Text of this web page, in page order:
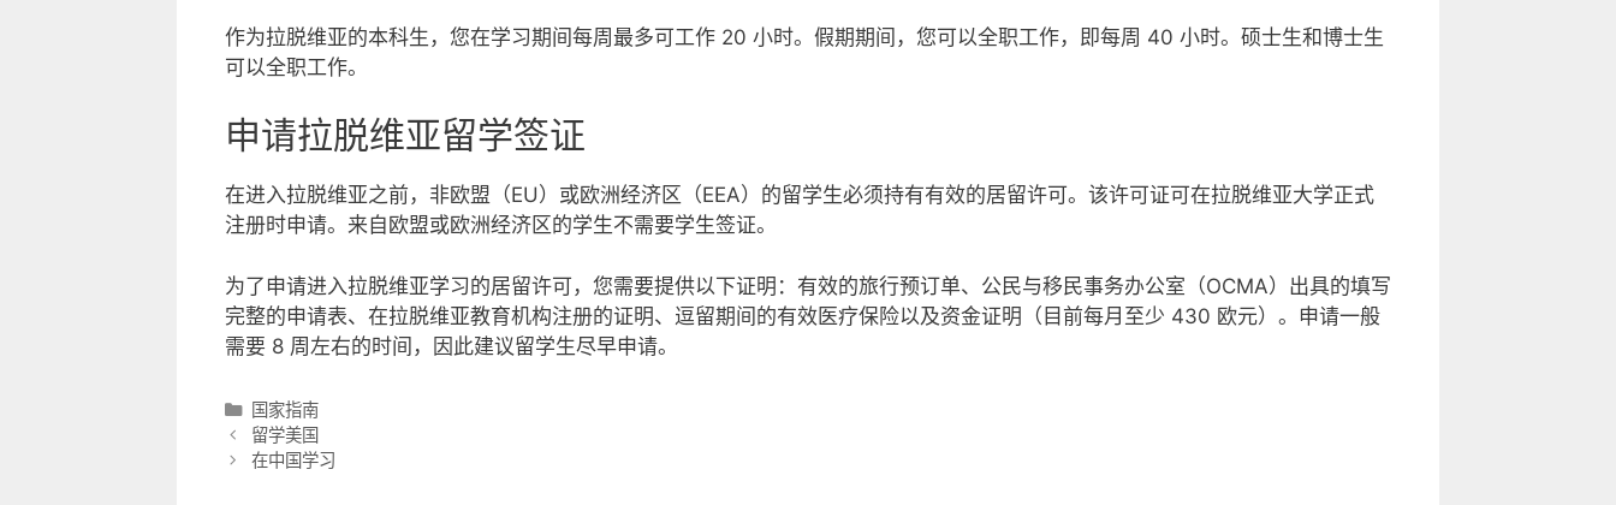
作为拉脱维亚的本科生，您在学习期间每周最多可工作 20 小时。假期期间，您可以全职工作，即每周 40 小时。硕士生和博士生
可以全职工作。
申请拉脱维亚留学签证
在进入拉脱维亚之前，非欧盟（EU）或欧洲经济区（EEA）的留学生必须持有有效的居留许可。该许可证可在拉脱维亚大学正式
注册时申请。来自欧盟或欧洲经济区的学生不需要学生签证。
为了申请进入拉脱维亚学习的居留许可，您需要提供以下证明：有效的旅行预订单、公民与移民事务办公室（OCMA）出具的填写
完整的申请表、在拉脱维亚教育机构注册的证明、逗留期间的有效医疗保险以及资金证明（目前每月至少 430 欧元）。申请一般
需要 8 周左右的时间，因此建议留学生尽早申请。
分
类
国家指南
留学美国
在中国学习